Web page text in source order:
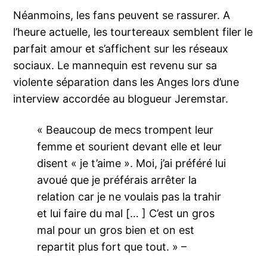
Néanmoins, les fans peuvent se rassurer. A
l’heure actuelle, les tourtereaux semblent filer le
parfait amour et s’affichent sur les réseaux
sociaux. Le mannequin est revenu sur sa
violente séparation dans les Anges lors d’une
interview accordée au blogueur Jeremstar.
« Beaucoup de mecs trompent leur
femme et sourient devant elle et leur
disent « je t’aime ». Moi, j’ai préféré lui
avoué que je préférais arrêter la
relation car je ne voulais pas la trahir
et lui faire du mal [… ] C’est un gros
mal pour un gros bien et on est
repartit plus fort que tout. » –